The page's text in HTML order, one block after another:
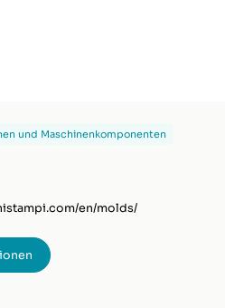
und Maschinenkomponenten
en/molds/